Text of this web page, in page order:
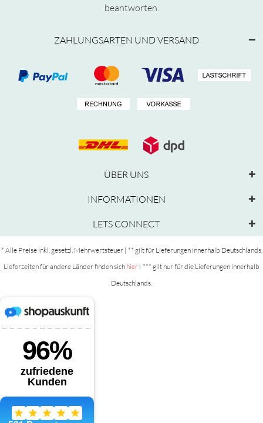
beantworten.
ZAHLUNGSARTEN UND VERSAND
ÜBER UNS
INFORMATIONEN
LETS CONNECT
* Alle Preise inkl. gesetzl. Mehrwertsteuer | ** gilt für Lieferungen innerhalb Deutschlands,
Lieferzeiten für andere Länder finden sich hier | *** gilt nur für die Lieferungen innerhalb
Deutschlands.